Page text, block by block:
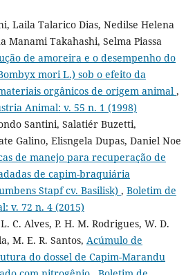
Laila Talarico Dias, Nedilse Helena
Manami Takahashi, Selma Piassa
de amoreira e o desempenho do
mori L.) sob o efeito da
orgânicos de origem animal ,
Animal: v. 55 n. 1 (1998)
Santini, Salatiér Buzetti,
Galino, Elisngela Dupas, Daniel Noe
de manejo para recuperação de
de capim-braquiária
Stapf cv. Basilisk) , Boletim de
v. 72 n. 4 (2015)
C. Alves, P. H. M. Rodrigues, W. D.
M. E. R. Santos, Acúmulo de
do dossel de Capim-Marandu